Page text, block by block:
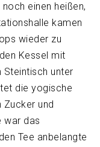
einen heißen,
kamen
wieder zu
Kessel mit
unter
die yogische
und
war das
Tee anbelangte